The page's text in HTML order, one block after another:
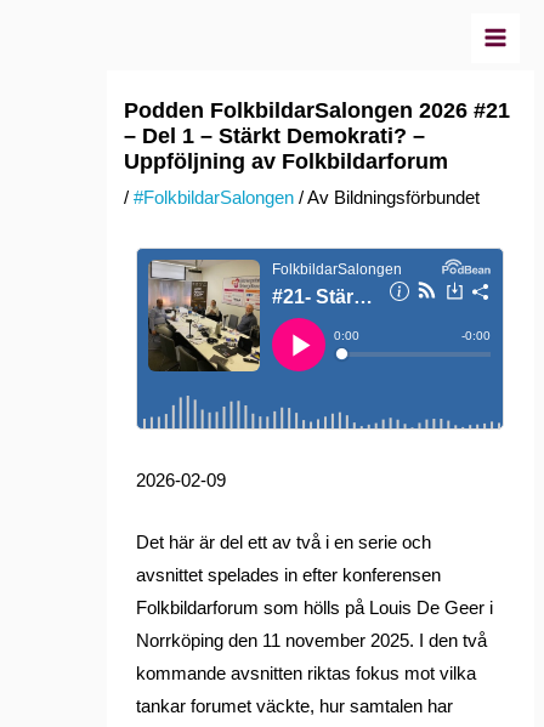
Podden FolkbildarSalongen 2026 #21
– Del 1 – Stärkt Demokrati? –
Uppföljning av Folkbildarforum
/#FolkbildarSalongen / Av Bildningsförbundet
2026-02-09
Det här är del ett av två i en serie och
avsnittet spelades in efter konferensen
Folkbildarforum som hölls på Louis De Geer i
Norrköping den 11 november 2025. I den två
kommande avsnitten riktas fokus mot vilka
tankar forumet väckte, hur samtalen har